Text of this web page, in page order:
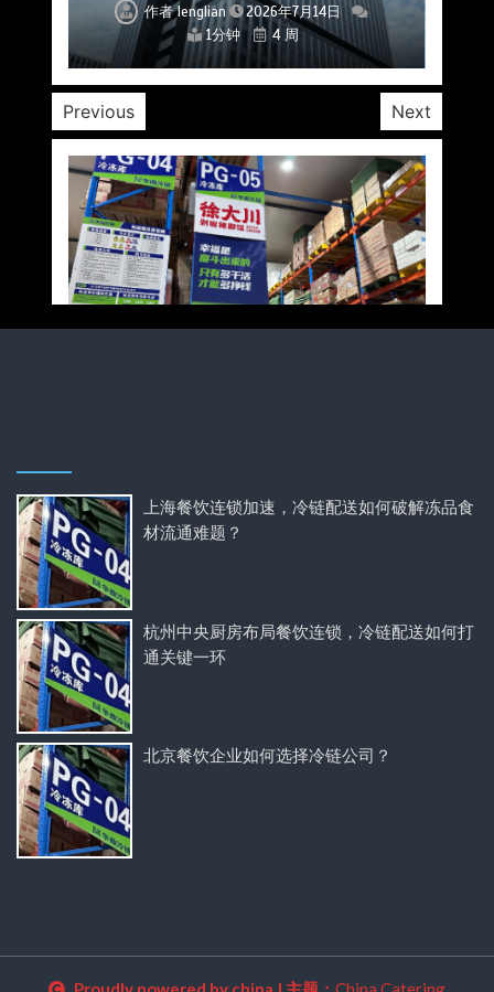
作者lenglian
2026年7月14日
1分钟
4 周
作者lenglian
2026年7月14日
1分钟
4 周
作者lenglian
2026年7月14日
1分钟
4 周
作者lenglian
2026年7月14日
1分钟
4 周
作者lenglian
2026年7月14日
1分钟
4 周
作者lenglian
2026年7月14日
1分钟
4 周
作者lenglian
2026年7月14日
1分钟
4 周
Previous Next
上海餐饮连锁加速，冷链配送如何破解冻品食
材流通难题？
杭州中央厨房布局餐饮连锁，冷链配送如何打
通关键一环
北京餐饮企业如何选择冷链公司？